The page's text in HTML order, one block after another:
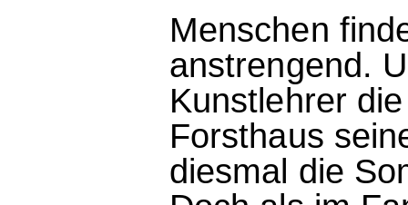
Menschen
anstrengend.
Kunstlehrer
Forsthaus
diesmal die